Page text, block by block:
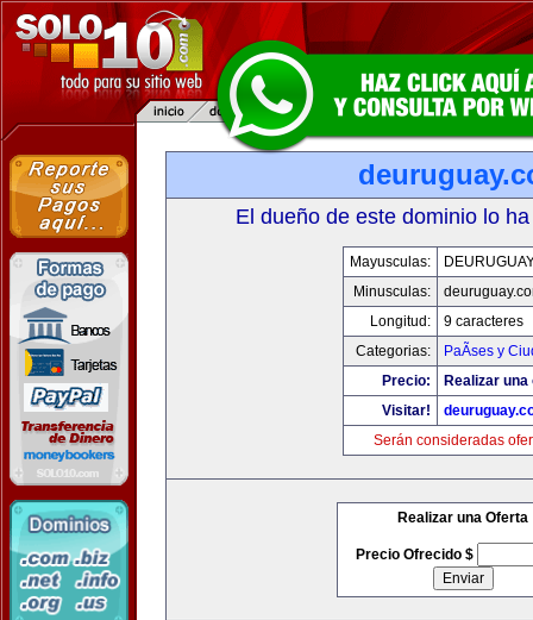
El dueño de este dominio lo
Mayusculas:
Minusculas:
Longitud:
9 caracteres
Categorias:
PaÃ­ses y
Precio:
Realizar
Visitar!
Serán consideradas
Realizar una Oferta
Precio Ofrecido $